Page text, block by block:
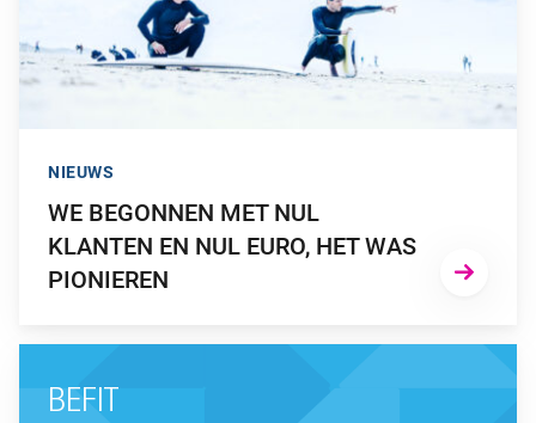
WE BEGONNEN MET NUL
KLANTEN EN NUL EURO, HET WAS
PIONIEREN
NIEUWS
BEFIT